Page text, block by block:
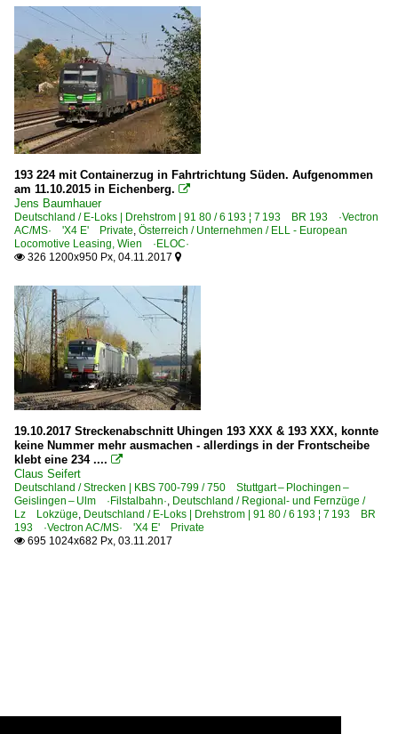
193 224 mit Containerzug in Fahrtrichtung Süden. Aufgenommen
am 11.10.2015 in Eichenberg. 
Jens Baumhauer
Deutschland / E-Loks | Drehstrom | 91 80 / 6 193 ¦ 7 193 BR 193 ·Vectron
AC/MS· 'X4 E' Private, Österreich / Unternehmen / ELL - European
Locomotive Leasing, Wien ·ELOC·
 326 1200x950 Px, 04.11.2017 
19.10.2017 Streckenabschnitt Uhingen 193 XXX & 193 XXX, konnte
keine Nummer mehr ausmachen - allerdings in der Frontscheibe
klebt eine 234 .... 
Claus Seifert
Deutschland / Strecken | KBS 700-799 / 750 Stuttgart – Plochingen –
Geislingen – Ulm ·Filstalbahn·, Deutschland / Regional- und Fernzüge /
Lz Lokzüge, Deutschland / E-Loks | Drehstrom | 91 80 / 6 193 ¦ 7 193 BR
193 ·Vectron AC/MS· 'X4 E' Private
 695 1024x682 Px, 03.11.2017